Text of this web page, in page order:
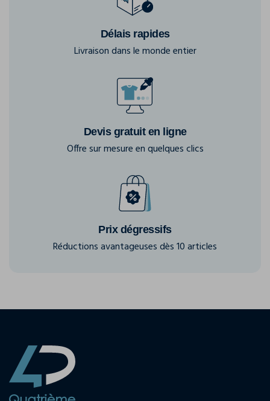
Délais rapides
Livraison dans le monde entier
Devis gratuit en ligne
Offre sur mesure en quelques clics
Prix dégressifs
Réductions avantageuses dès 10 articles